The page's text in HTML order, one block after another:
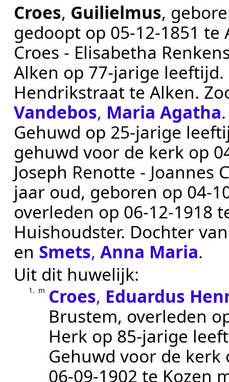
Croes, Guilielmus,
gedoopt op 05‑12‑1851 te
Croes - Elisabetha
Alken op 77-jarige leeftijd.
Hendrikstraat teAlken.
Vandebos, Maria Agatha.
Gehuwd op 25-jarige
gehuwd voor de kerk op
Joseph Renotte - Joannes
jaar oud, geboren op
overleden op 06‑12‑1918
Huishoudster. Dochter
en Smets,Anna Maria.
Uit dit huwelijk:
1. m Croes, Eduardus
Brustem, overleden
Herk op 85-jarige
Gehuwd voor de
06‑09‑1902 te Kozen